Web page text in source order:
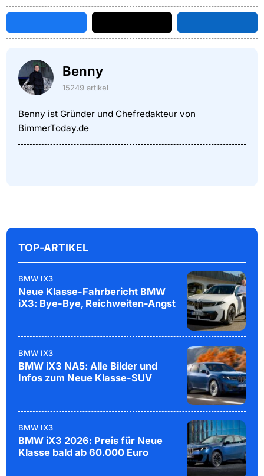
Benny
15249 artikel
Benny ist Gründer und Chefredakteur von
BimmerToday.de
TOP-ARTIKEL
BMW IX3
Neue Klasse-Fahrbericht BMW
iX3: Bye-Bye, Reichweiten-Angst
BMW IX3
BMW iX3 NA5: Alle Bilder und
Infos zum Neue Klasse-SUV
BMW IX3
BMW iX3 2026: Preis für Neue
Klasse bald ab 60.000 Euro